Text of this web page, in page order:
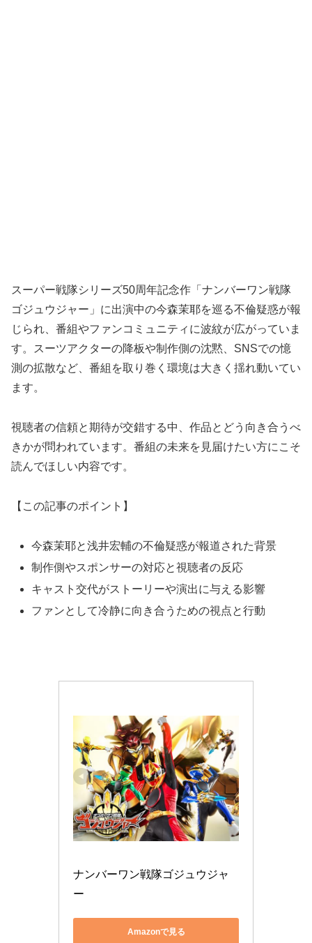
スーパー戦隊シリーズ50周年記念作「ナンバーワン戦隊
ゴジュウジャー」に出演中の今森茉耶を巡る不倫疑惑が報
じられ、番組やファンコミュニティに波紋が広がっていま
す。スーツアクターの降板や制作側の沈黙、SNSでの憶
測の拡散など、番組を取り巻く環境は大きく揺れ動いてい
ます。
視聴者の信頼と期待が交錯する中、作品とどう向き合うべ
きかが問われています。番組の未来を見届けたい方にこそ
読んでほしい内容です。
【この記事のポイント】
今森茉耶と浅井宏輔の不倫疑惑が報道された背景
制作側やスポンサーの対応と視聴者の反応
キャスト交代がストーリーや演出に与える影響
ファンとして冷静に向き合うための視点と行動
ナンバーワン戦隊ゴジュウジャ
ー
Amazonで見る